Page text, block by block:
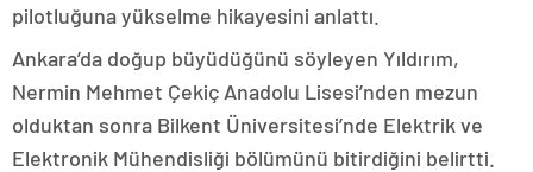
pilotluğuna yükselme hikayesini anlattı.
Ankara’da doğup büyüdüğünü söyleyen Yıldırım,
Nermin Mehmet Çekiç Anadolu Lisesi’nden mezun
olduktan sonra Bilkent Üniversitesi’nde Elektrik ve
Elektronik Mühendisliği bölümünü bitirdiğini belirtti.